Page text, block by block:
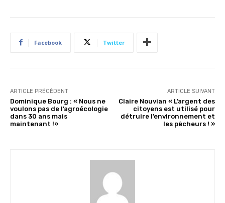
Facebook Twitter
ARTICLE PRÉCÉDENT
Dominique Bourg : « Nous ne
voulons pas de l’agroécologie
dans 30 ans mais
maintenant !»
ARTICLE SUIVANT
Claire Nouvian « L’argent des
citoyens est utilisé pour
détruire l’environnement et
les pêcheurs ! »